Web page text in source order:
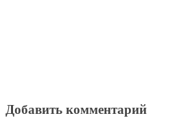
Добавить комментарий